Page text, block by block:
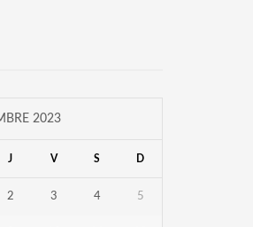
2023
J V S D
2 3 4 5